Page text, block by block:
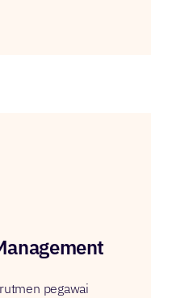
pegawai